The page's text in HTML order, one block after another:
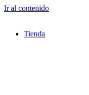
Ir al contenido
Tienda